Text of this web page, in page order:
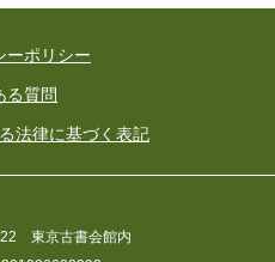
ーポリシー
る質問
法律に基づく表記
22 東京古書会館内